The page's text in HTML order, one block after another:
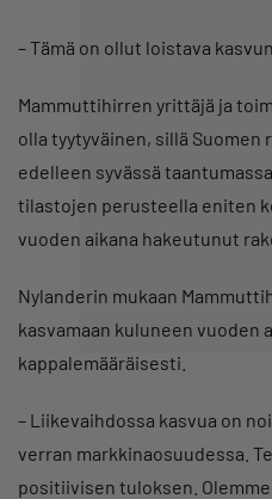
– Tämä on ollut loistava
Mammuttihirren yrittäjä ja
olla tyytyväinen, sillä
edelleen syvässä
tilastojen perusteella eniten
vuoden aikana hakeutunut
Nylanderin mukaan
kasvamaan kuluneen vuoden
kappalemääräisesti.
– Liikevaihdossa kasvua on
verran markkinaosuudessa.
positiivisen tuloksen.